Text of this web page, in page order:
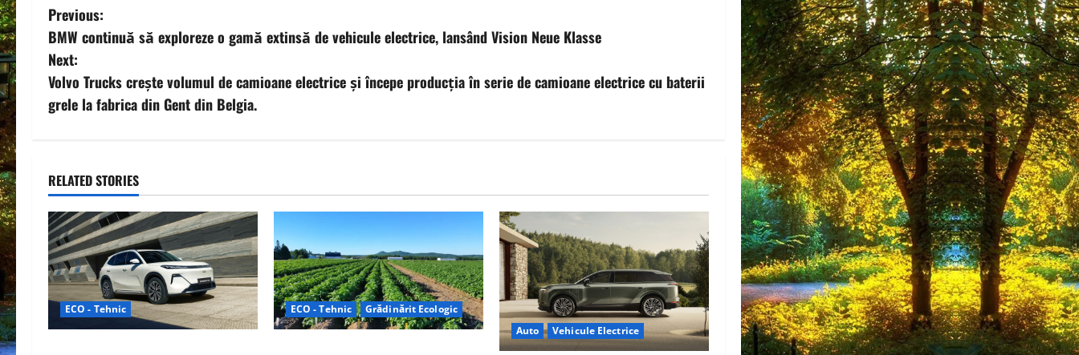
P
o
s
t
a
v
i
g
a
Previous:
BMW continuă să exploreze o gamă extinsă de vehicule electrice, lansând Vision Neue Klasse
Next:
Volvo Trucks crește volumul de camioane electrice și începe producția în serie de camioane electrice cu baterii
grele la fabrica din Gent din Belgia.
RELATED STORIES
ECO - Tehnic ECO - Tehnic Grădinărit Ecologic
Auto Vehicule Electrice